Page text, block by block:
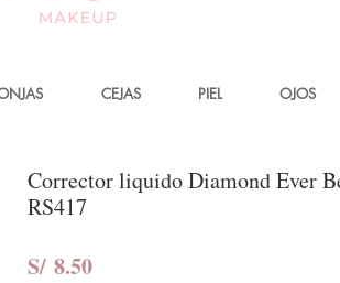
CEJAS PIEL OJOS
Corrector liquido Diamond Ever
RS417
S/ 8.50Precio